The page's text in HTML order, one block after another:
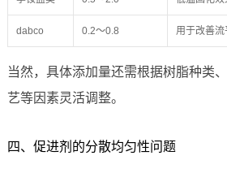
dabco 0.2～0.8 用于改善流
当然，具体添加量还需根据树脂种类
艺等因素灵活调整。
四、促进剂的分散均匀性问题